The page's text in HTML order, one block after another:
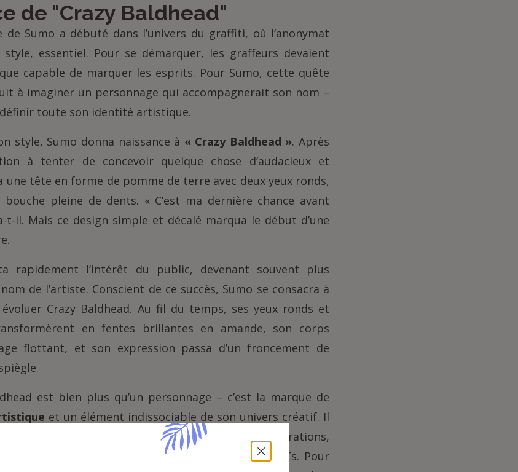
de "Crazy Baldhead"
Sumo a débuté dans l’univers du graffiti, où l’anonymat
essentiel. Pour se démarquer, les graffeurs devaient
capable de marquer les esprits. Pour Sumo, cette quête
à imaginer un personnage qui accompagnerait son nom –
toute son identité artistique.
style, Sumo donna naissance à « Crazy Baldhead ». Après
à tenter de concevoir quelque chose d’audacieux et
une tête en forme de pomme de terre avec deux yeux ronds,
pleine de dents. « C’est ma dernière chance avant
t-il. Mais ce design simple et décalé marqua le début d’une
rapidement l’intérêt du public, devenant souvent plus
de l’artiste. Conscient de ce succès, Sumo se consacra à
Crazy Baldhead. Au fil du temps, ses yeux ronds et
en fentes brillantes en amande, son corps
flottant, et son expression passa d’un froncement de
est bien plus qu’un personnage – c’est la marque de
et un élément indissociable de son univers créatif. Il
créations, des peintures et installations aux collaborations,
dans des projets numériques tels que les NFTs. Pour